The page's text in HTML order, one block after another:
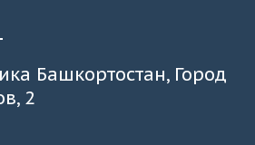
Башкортостан, Город
2